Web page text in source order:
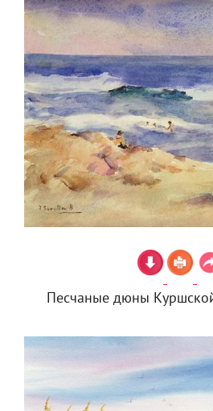
Песчаные дюны